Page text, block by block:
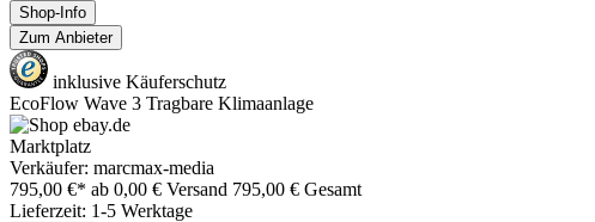
Shop-Info
Zum Anbieter
inklusive Käuferschutz
EcoFlow Wave 3 Tragbare Klimaanlage
Marktplatz
Verkäufer: marcmax-media
795,00 €* ab 0,00 € Versand 795,00 € Gesamt
Lieferzeit: 1-5 Werktage